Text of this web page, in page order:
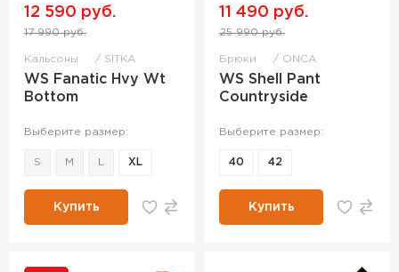
12 590 руб.
17 990 руб.
Кальсоны SITKA
WS Fanatic Hvy Wt
Bottom
Выберите размер:
S M XL
Купить
11 490 руб.
25 990 руб.
Брюки ONCA
WS Shell Pant
Countryside
Выберите размер:
40 42
Купить